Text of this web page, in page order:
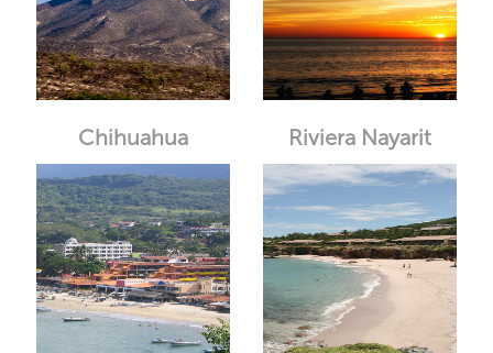
Chihuahua Riviera Nayarit